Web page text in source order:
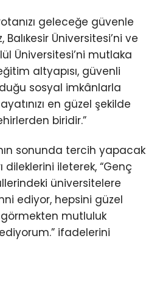
geleceğe güvenle
Üniversitesi’ni ve
Üniversitesi’ni mutlaka
altyapısı, güvenli
sosyal imkânlarla
en güzel şekilde
biridir.”
sonunda tercih yapacak
ileterek, “Genç
üniversitelere
ediyor, hepsini güzel
görmekten mutluluk
ifadelerini